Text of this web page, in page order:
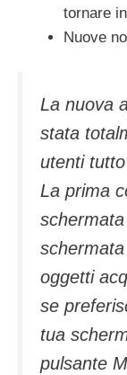
tornare
Nuove
La nuova
stata
utenti
La prima
oggetti
se
tua
pulsante